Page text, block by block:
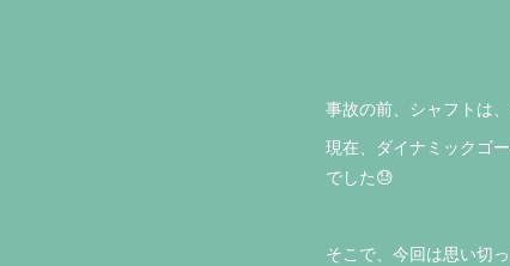
事故の前、シャフトは
現在、ダイナミックゴ
でした😓
そこで、今回は思い切